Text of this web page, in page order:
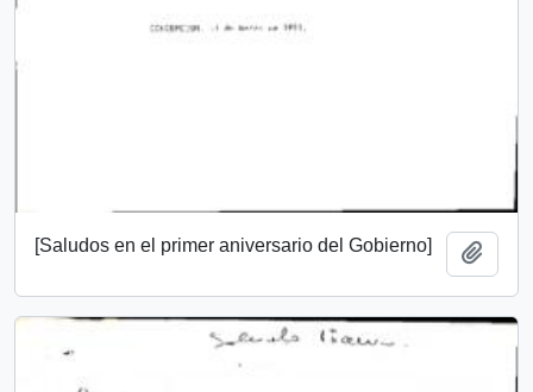
[Saludos en el primer aniversario del Gobierno]